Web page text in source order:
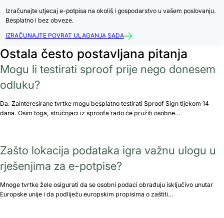
Izračunajte utjecaj e-potpisa na okoliš i gospodarstvo u vašem poslovanju.
Besplatno i bez obveze.
IZRAČUNAJTE POVRAT ULAGANJA SADA
Ostala često postavljana pitanja
Mogu li testirati sproof prije nego donesem
odluku?
Da. Zainteresirane tvrtke mogu besplatno testirati Sproof Sign tijekom 14
dana. Osim toga, stručnjaci iz sproofa rado će pružiti osobne…
Zašto lokacija podataka igra važnu ulogu u
rješenjima za e-potpise?
Mnoge tvrtke žele osigurati da se osobni podaci obrađuju isključivo unutar
Europske unije i da podliježu europskim propisima o zaštiti…